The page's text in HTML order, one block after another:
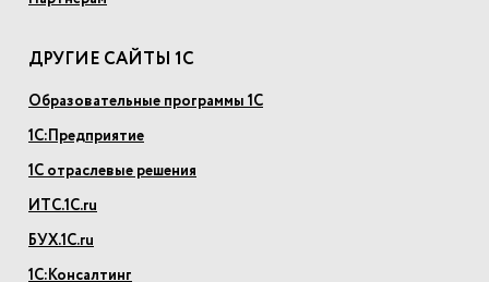
ДРУГИЕ САЙТЫ 1С
Образовательные программы 1С
1С:Предприятие
1С отраслевые решения
ИТС.1С.ru
БУХ.1С.ru
1С:Консалтинг